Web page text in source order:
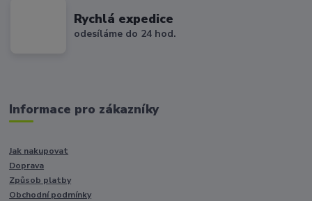
Rychlá expedice
odesíláme do 24 hod.
Informace pro zákazníky
Jak nakupovat
Doprava
Způsob platby
Obchodní podmínky